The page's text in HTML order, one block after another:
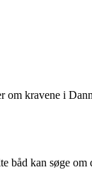
kravene i
kan søge om